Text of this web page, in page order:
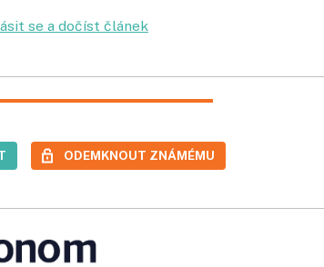
se a dočíst článek
ODEMKNOUT ZNÁMÉMU